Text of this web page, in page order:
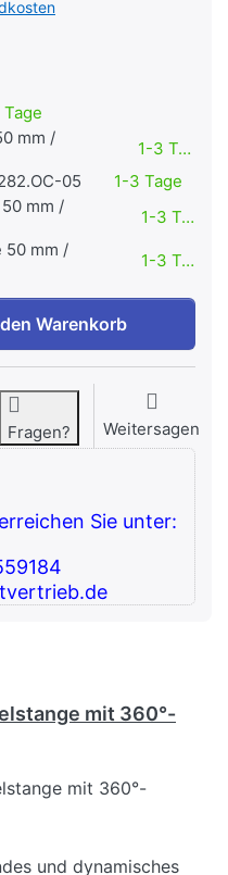
mm /
1-3 Tage
05
1-3 Tage
mm /
1-3 Tage
50 mm /
1-3 Tage
Hantelstange mit
Warenkorb
Fragen? Weitersagen
Sie unter:
mit 360°-
mit 360°-
und dynamisches